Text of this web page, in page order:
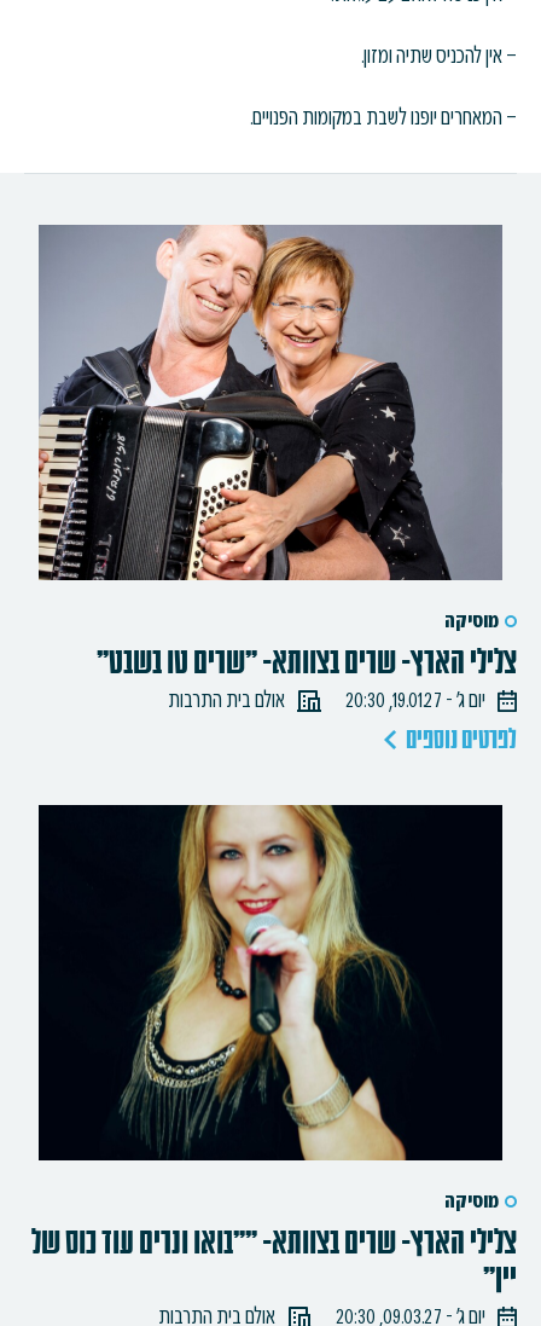
– אין להכניס שתיה ומזון.
– המאחרים יופנו לשבת במקומות הפנויים.
מוסיקה
צלילי הארץ- שרים בצוותא- "שרים טו בשבט"
יום ג׳ - 19.01.27, 20:30 אולם בית התרבות
לפרטים נוספים
מוסיקה
צלילי הארץ- שרים בצוותא- ""בואו ונרים עוד כוס של
יין"
יום ג׳ - 09.03.27, 20:30 אולם בית התרבות